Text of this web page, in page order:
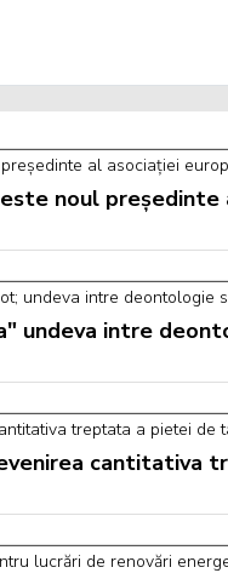
noul președinte
undeva intre
cantitativa